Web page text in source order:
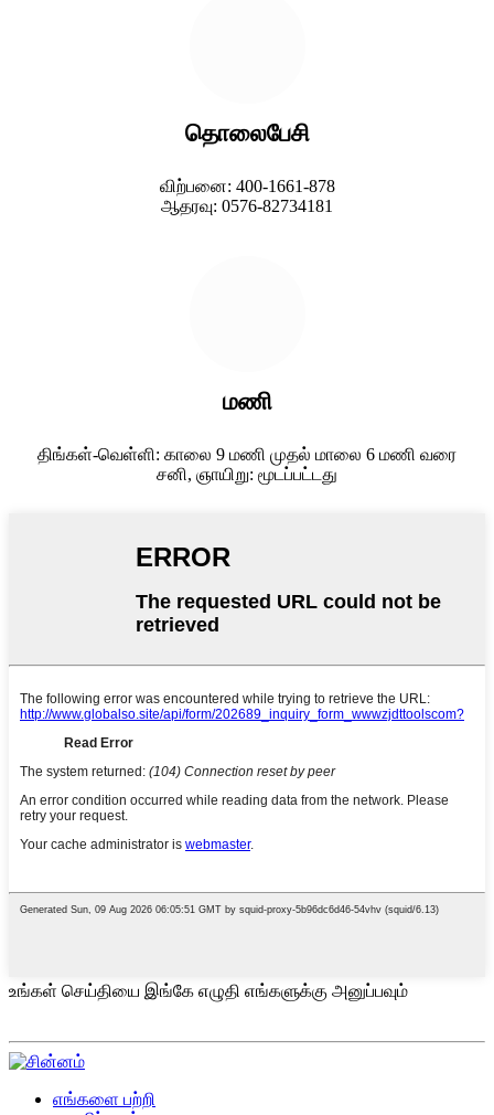
தொலைபேசி
விற்பனை: 400-1661-878
ஆதரவு: 0576-82734181
மணி
திங்கள்-வெள்ளி: காலை 9 மணி முதல் மாலை 6 மணி வரை
சனி, ஞாயிறு: மூடப்பட்டது
உங்கள் செய்தியை இங்கே எழுதி எங்களுக்கு அனுப்பவும்
எங்களை பற்றி